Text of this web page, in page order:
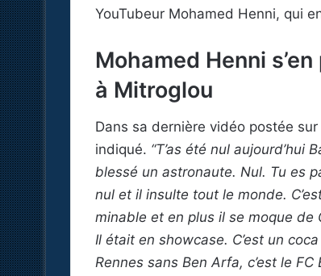
YouTubeur Mohamed Henni, qui
Mohamed Henni
à Mitroglou
Dans sa dernière vidéo postée sur
indiqué. “T’as été nul aujourd’hui
blessé un astronaute. Nul. Tu es
nul et il insulte tout le monde.
minable et en plus il se moque de
Il était en showcase. C’est un
Rennes sans Ben Arfa, c’est le FC